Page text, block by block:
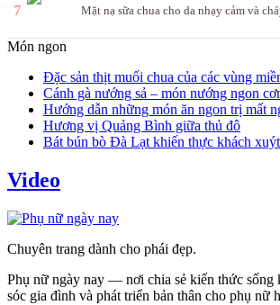
7 Mặt nạ sữa chua cho da nhạy cảm và
Món ngon
Đặc sản thịt muối chua của các vùng
Cánh gà nướng sả – món nướng ngon
Hướng dẫn những món ăn ngon trị mất
Hương vị Quảng Bình giữa thủ đô
Bát bún bò Đà Lạt khiến thực khách
Video
Chuyên trang dành cho phái đẹp.
Phụ nữ ngày nay — nơi chia sẻ kiến thức sống
sóc gia đình và phát triển bản thân cho phụ nữ